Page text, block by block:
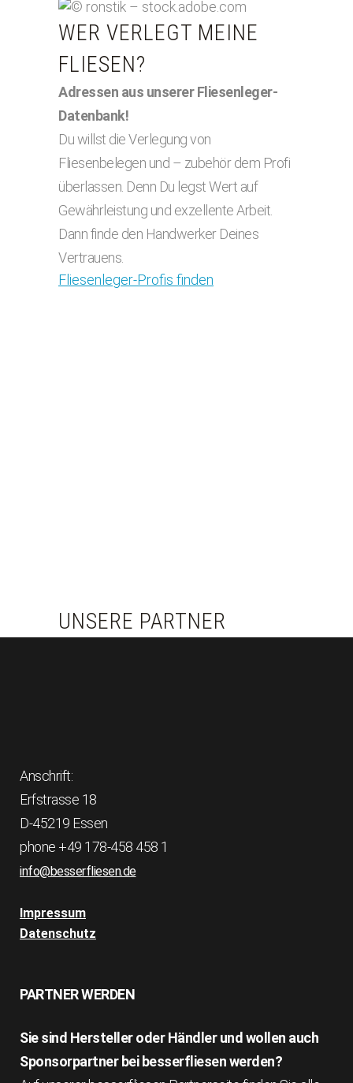
WER VERLEGT MEINE
FLIESEN?
Adressen aus unserer Fliesenleger-
Datenbank!
Du willst die Verlegung von
Fliesenbelegen und – zubehör dem Profi
überlassen. Denn Du legst Wert auf
Gewährleistung und exzellente Arbeit.
Dann finde den Handwerker Deines
Vertrauens.
Fliesenleger-Profis finden
UNSERE PARTNER
Anschrift:
Erfstrasse 18
D-45219 Essen
phone +49 178-458 458 1
info@besserfliesen.de
Impressum
Datenschutz
PARTNER WERDEN
Sie sind Hersteller oder Händler und wollen auch
Sponsorpartner bei besserfliesen werden?